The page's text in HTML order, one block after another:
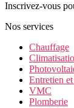
Inscrivez-vous
Nos services
Chauffage
Entretien
VMC
Plomberie